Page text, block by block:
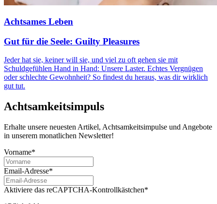
Achtsames Leben
Gut für die Seele: Guilty Pleasures
Jeder hat sie, keiner will sie, und viel zu oft gehen sie mit
Schuldgefühlen Hand in Hand: Unsere Laster. Echtes Vergnügen
oder schlechte Gewohnheit? So findest du heraus, was dir wirklich
gut tut.
Achtsamkeitsimpuls
Erhalte unsere neuesten Artikel, Achtsamkeitsimpulse und Angebote
in unserem monatlichen Newsletter!
Vorname*
Email-Adresse*
Aktiviere das reCAPTCHA-Kontrollkästchen*